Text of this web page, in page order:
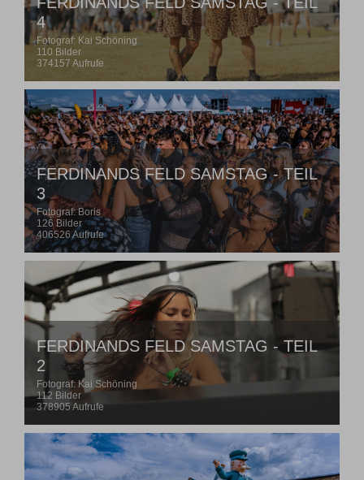
4
Fotograf: Kai Schöning
110 Bilder
374157 Aufrufe
FERDINANDS FELD SAMSTAG - TEIL
3
Fotograf: Boris
126 Bilder
406526 Aufrufe
FERDINANDS FELD SAMSTAG - TEIL
2
Fotograf: Kai Schöning
112 Bilder
378905 Aufrufe